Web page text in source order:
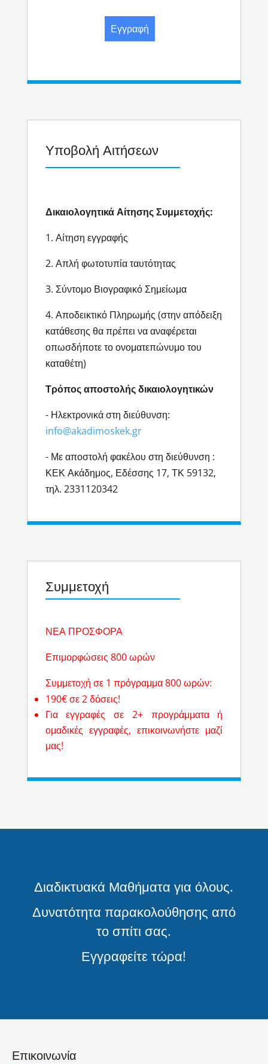
Εγγραφή
Υποβολή Αιτήσεων
Δικαιολογητικά Αίτησης Συμμετοχής:
1. Αίτηση εγγραφής
2. Απλή φωτοτυπία ταυτότητας
3. Σύντομο Βιογραφικό Σημείωμα
4. Αποδεικτικό Πληρωμής (στην απόδειξη
κατάθεσης θα πρέπει να αναφέρεται
οπωσδήποτε το ονοματεπώνυμο του
καταθέτη)
Τρόπος αποστολής δικαιολογητικών
- Ηλεκτρονικά στη διεύθυνση:
info@akadimoskek.gr
- Με αποστολή φακέλου στη διεύθυνση :
ΚΕΚ Ακάδημος, Εδέσσης 17, ΤΚ 59132,
τηλ. 2331120342
Συμμετοχή
ΝΕΑ ΠΡΟΣΦΟΡΑ
Επιμορφώσεις 800 ωρών
Συμμετοχή σε 1 πρόγραμμα 800 ωρών:
190€ σε 2 δόσεις!
Για εγγραφές σε 2+ προγράμματα ή
ομαδικές εγγραφές, επικοινωνήστε μαζί
μας!
Διαδικτυακά Μαθήματα για όλους.
Δυνατότητα παρακολούθησης από
το σπίτι σας.
Εγγραφείτε τώρα!
Επικοινωνία